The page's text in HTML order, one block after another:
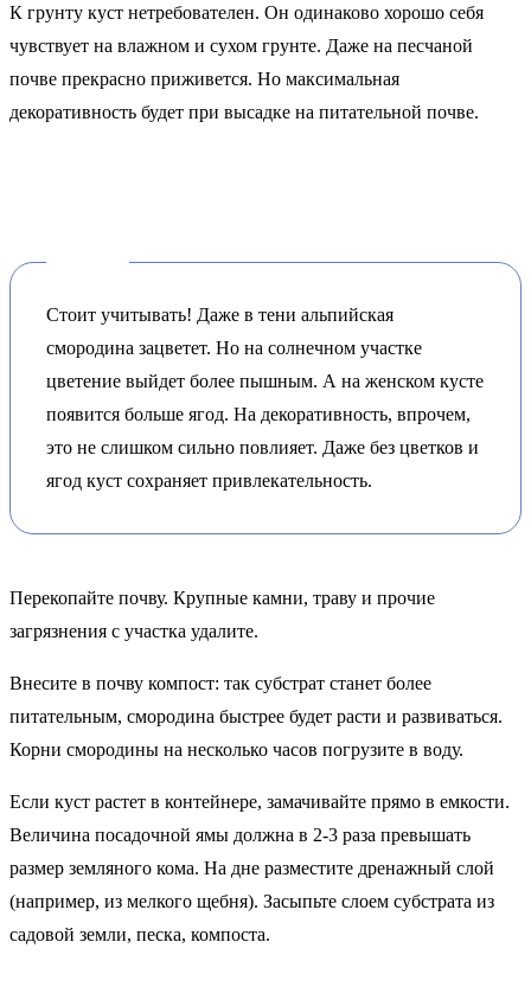
К грунту куст нетребователен. Он одинаково хорошо себя
чувствует на влажном и сухом грунте. Даже на песчаной
почве прекрасно приживется. Но максимальная
декоративность будет при высадке на питательной почве.
Стоит учитывать! Даже в тени альпийская
смородина зацветет. Но на солнечном участке
цветение выйдет более пышным. А на женском кусте
появится больше ягод. На декоративность, впрочем,
это не слишком сильно повлияет. Даже без цветков и
ягод куст сохраняет привлекательность.
Перекопайте почву. Крупные камни, траву и прочие
загрязнения с участка удалите.
Внесите в почву компост: так субстрат станет более
питательным, смородина быстрее будет расти и развиваться.
Корни смородины на несколько часов погрузите в воду.
Если куст растет в контейнере, замачивайте прямо в емкости.
Величина посадочной ямы должна в 2-3 раза превышать
размер земляного кома. На дне разместите дренажный слой
(например, из мелкого щебня). Засыпьте слоем субстрата из
садовой земли, песка, компоста.